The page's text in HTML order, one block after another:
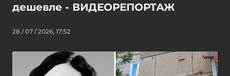
дешевле - ВИДЕОРЕПОРТАЖ
28 / 07 / 2026, 17:52